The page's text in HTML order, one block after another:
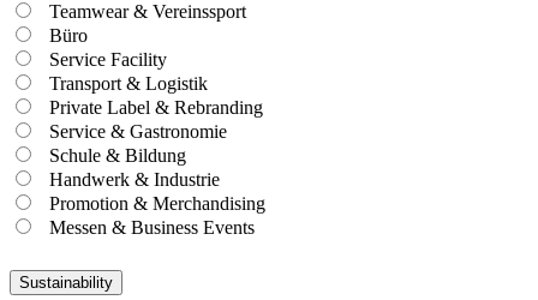
Teamwear & Vereinssport
Büro
Service Facility
Transport & Logistik
Private Label & Rebranding
Service & Gastronomie
Schule & Bildung
Handwerk & Industrie
Promotion & Merchandising
Messen & Business Events
Sustainability